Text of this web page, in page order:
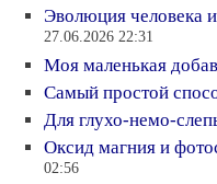
Эволюция человека
27.06.2026 22:31
Моя маленькая
Самый простой
Для глухо-немо-
Оксид магния и
02:56